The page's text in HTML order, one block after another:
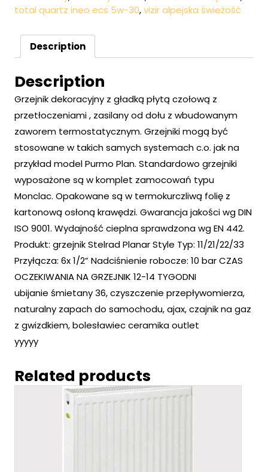
total quartz ineo ecs 5w-30,vizir alpejska świeżość
Description
Description
Grzejnik dekoracyjny z gładką płytą czołową z
przetłoczeniami , zasilany od dołu z wbudowanym
zaworem termostatycznym. Grzejniki mogą być
stosowane w takich samych systemach c.o. jak na
przykład model Purmo Plan. Standardowo grzejniki
wyposażone są w komplet zamocowań typu
Monclac. Opakowane są w termokurczliwą folię z
kartonową osłoną krawędzi. Gwarancja jakości wg DIN
ISO 9001. Wydajność cieplna sprawdzona wg EN 442.
Produkt: grzejnik Stelrad Planar Style Typ: 11/21/22/33
Przyłącza: 6x 1/2” Nadciśnienie robocze: 10 bar CZAS
OCZEKIWANIA NA GRZEJNIK 12-14 TYGODNI
ubijanie śmietany 36, czyszczenie przepływomierza,
naturalny zapach do samochodu, ajax, czajnik na gaz
z gwizdkiem, bolesławiec ceramika outlet
yyyyy
Related products